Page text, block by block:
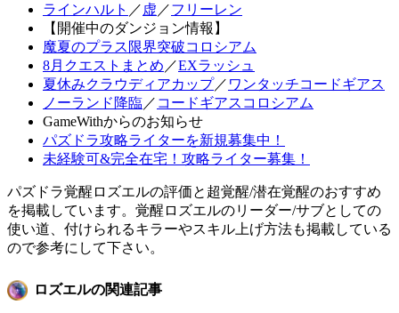
ラインハルト ／ 虚 ／フリーレン
【開催中のダンジョン情報】
魔夏のプラス限界突破コロシアム
8月クエストまとめ ／EXラッシュ
夏休みクラウディアカップ／ ワンタッチコードギアス
ノーランド降臨／ コードギアスコロシアム
GameWithからのお知らせ
パズドラ攻略ライターを新規募集中！
未経験可&完全在宅！攻略ライター募集！
パズドラ覚醒ロズエルの評価と超覚醒/潜在覚醒のおすすめ
を掲載しています。覚醒ロズエルのリーダー/サブとしての
使い道、付けられるキラーやスキル上げ方法も掲載している
ので参考にして下さい。
ロズエルの関連記事